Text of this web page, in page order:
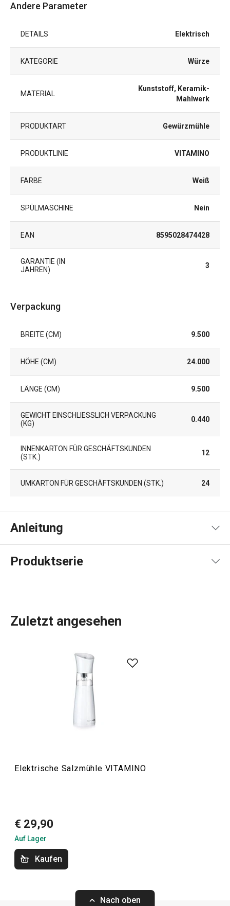
Andere Parameter
DETAILS Elektrisch
KATEGORIE Würze
MATERIAL
Kunststoff, Keramik-
Mahlwerk
PRODUKTART Gewürzmühle
PRODUKTLINIE VITAMINO
FARBE Weiß
SPÜLMASCHINE Nein
EAN 8595028474428
GARANTIE (IN
JAHREN)
3
Verpackung
BREITE (CM) 9.500
HÖHE (CM) 24.000
LÄNGE (CM) 9.500
GEWICHT EINSCHLIESSLICH VERPACKUNG (
KG)
0.440
INNENKARTON FÜR GESCHÄFTSKUNDEN
(STK.)
12
UMKARTON FÜR GESCHÄFTSKUNDEN (STK.) 24
Anleitung
Gebrauchsanleitung & Sicherheitsinformationen
Produktserie
Kochen
Zuletzt angesehen
Elektrische Salzmühle VITAMINO
€ 29,90
Auf Lager
Kaufen
Nach oben